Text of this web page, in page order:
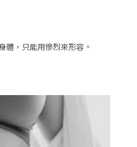
體，只能用慘烈來形容。